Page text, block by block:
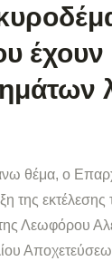
έχουν
θέμα, ο
της
Λεωφόρου